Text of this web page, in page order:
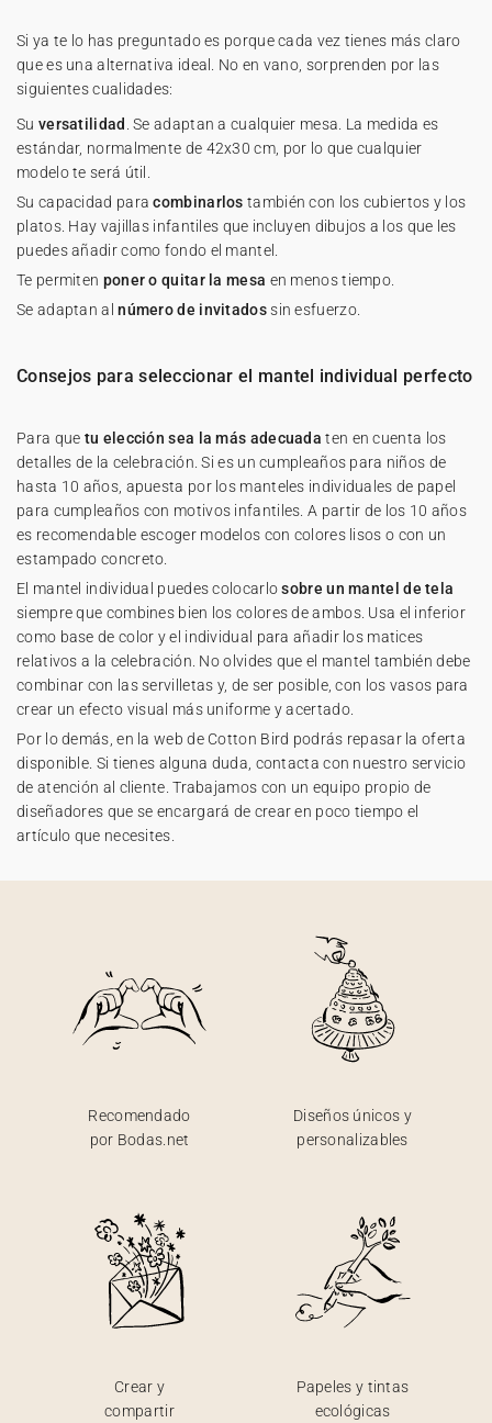
Si ya te lo has preguntado es porque cada vez tienes más claro
que es una alternativa ideal. No en vano, sorprenden por las
siguientes cualidades:
Su versatilidad . Se adaptan a cualquier mesa. La medida es
estándar, normalmente de 42x30 cm, por lo que cualquier
modelo te será útil.
Su capacidad paracombinarlos también con los cubiertos y los
platos. Hay vajillas infantiles que incluyen dibujos a los que les
puedes añadir como fondo el mantel.
Te permiten poner o quitar la mesa en menos tiempo.
Se adaptan alnúmero de invitadossin esfuerzo.
Consejos para seleccionar el mantel individual perfecto
Para que tu elección sea la más adecuada ten en cuenta los
detalles de la celebración. Si es un cumpleaños para niños de
hasta 10 años, apuesta por los manteles individuales de papel
para cumpleaños con motivos infantiles. A partir de los 10 años
es recomendable escoger modelos con colores lisos o con un
estampado concreto.
El mantel individual puedes colocarlosobre un mantel de tela
siempre que combines bien los colores de ambos. Usa el inferior
como base de color y el individual para añadir los matices
relativos a la celebración. No olvides que el mantel también debe
combinar con las servilletas y, de ser posible, con los vasos para
crear un efecto visual más uniforme y acertado.
Por lo demás, en la web de Cotton Bird podrás repasar la oferta
disponible. Si tienes alguna duda, contacta con nuestro servicio
de atención al cliente. Trabajamos con un equipo propio de
diseñadores que se encargará de crear en poco tiempo el
artículo que necesites.
Recomendado
por Bodas.net
Diseños únicos y
personalizables
Crear y
compartir
Papeles y tintas
ecológicas